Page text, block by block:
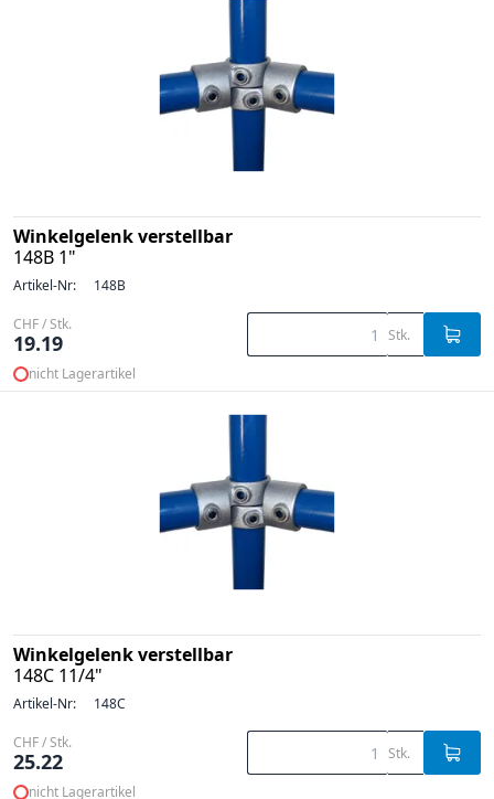
Winkelgelenk verstellbar
148B 1"
Artikel-Nr: 148B
CHF / Stk.
19.19 Stk.
nicht Lagerartikel
Winkelgelenk verstellbar
148C 11/4"
Artikel-Nr: 148C
CHF / Stk.
25.22 Stk.
nicht Lagerartikel